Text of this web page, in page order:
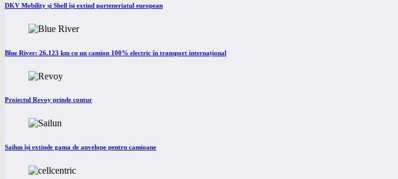
DKV Mobility și Shell își extind parteneriatul european
Blue River: 26.123 km cu un camion 100% electric în transport internațional
Proiectul Revoy prinde contur
Sailun își extinde gama de anvelope pentru camioane